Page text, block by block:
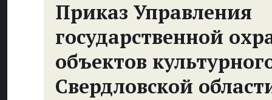
Приказ Управления
государственной
объектов
Свердловской